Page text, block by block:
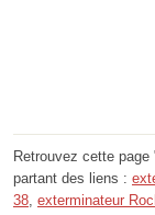
Retrouvez cette
partant des liens :
38 exterminateur